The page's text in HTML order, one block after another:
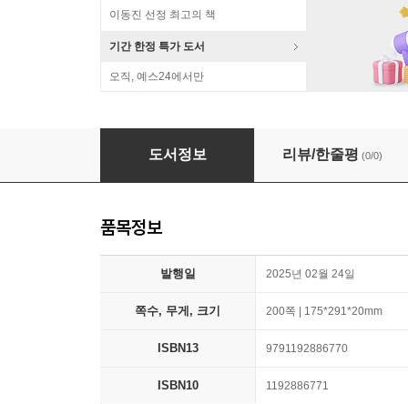
이동진 선정 최고의 책
기간 한정 특가 도서
오직, 예스24에서만
감정이 늙지 않는 법 (큰글자도서)
도서정보 리뷰/한줄평 (0/0)
품목정보
발행일 2025년 02월 24일
쪽수, 무게, 크기 200쪽 | 175*291*20mm
ISBN13 9791192886770
ISBN10 1192886771